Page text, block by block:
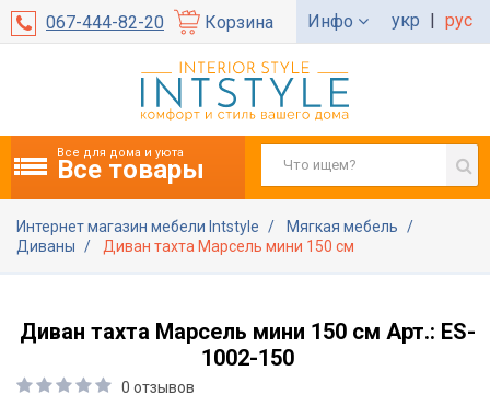
067-444-82-20 Корзина Инфо укр | рус
Все для дома и уюта
Все товары
Интернет магазин мебели Intstyle
Мягкая мебель
Диваны
Диван тахта Марсель мини 150 см
Диван тахта Марсель мини 150 см Арт.: ES-
1002-150
0 отзывов